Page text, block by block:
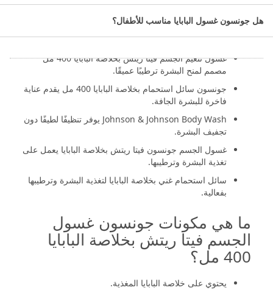
مل؟
غسول تنعيم الجسم فيتا ريتش بخلاصة البابايا 400 مل
مصمم لمنح البشرة ترطيبًا عميقًا.
جونسون سائل استحمام بخلاصة البابايا 400 مل يقدم عناية
فاخرة للبشرة الجافة.
Johnson & Johnson Body Wash يوفر تنظيفًا لطيفًا دون
تجفيف البشرة.
غسول الجسم جونسون فيتا ريتش بخلاصة البابايا يعمل على
تغذية البشرة وترطيبها.
سائل استحمام غني بخلاصة البابايا لتغذية البشرة وترطيبها
بفعالية.
ما هي مكونات جونسون غسول
الجسم فيتا ريتش بخلاصة البابايا
400 مل؟
يحتوي على خلاصة البابايا المغذية.
هل جونسون غسول البابايا مناسب للأطفال؟